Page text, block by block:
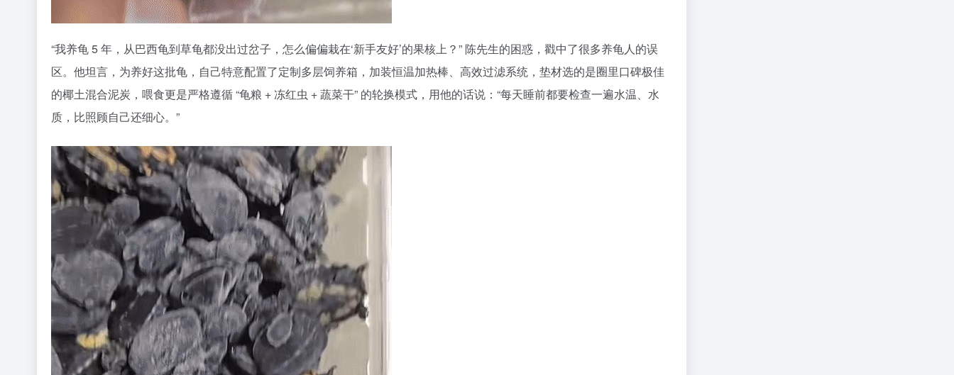
“我养龟 5 年，从巴西龟到草龟都没出过岔子，怎么偏偏栽在‘新手友好’的果核上？” 陈先生的困惑，戳中了很多养龟人的误
区。他坦言，为养好这批龟，自己特意配置了定制多层饲养箱，加装恒温加热棒、高效过滤系统，垫材选的是圈里口碑极佳
的椰土混合泥炭，喂食更是严格遵循 “龟粮 + 冻红虫 + 蔬菜干” 的轮换模式，用他的话说：“每天睡前都要检查一遍水温、水
质，比照顾自己还细心。”